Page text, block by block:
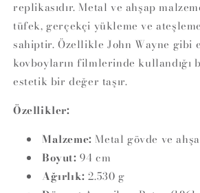
replikasıdır. Metal ve ahşap
tüfek, gerçekçi yükleme ve
sahiptir. Özellikle John Wayne gibi
kovboyların filmlerinde kullandığı
estetik bir değer taşır.
Özellikler:
Malzeme: Metal gövde ve
Boyut: 94 cm
Ağırlık: 2.530 g